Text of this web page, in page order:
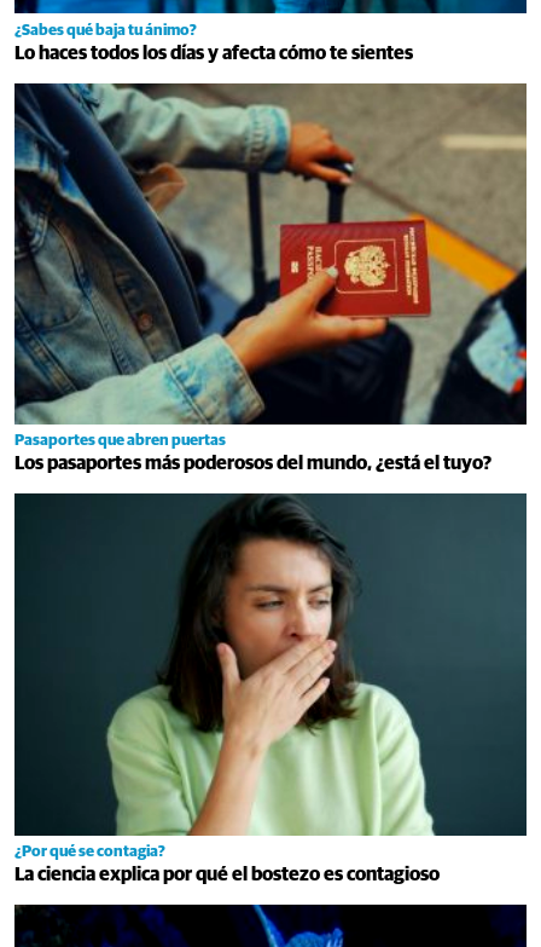
¿Sabes qué baja tu ánimo?
Lo haces todos los días y afecta cómo te sientes
Pasaportes que abren puertas
Los pasaportes más poderosos del mundo, ¿está el tuyo?
¿Por qué se contagia?
La ciencia explica por qué el bostezo es contagioso